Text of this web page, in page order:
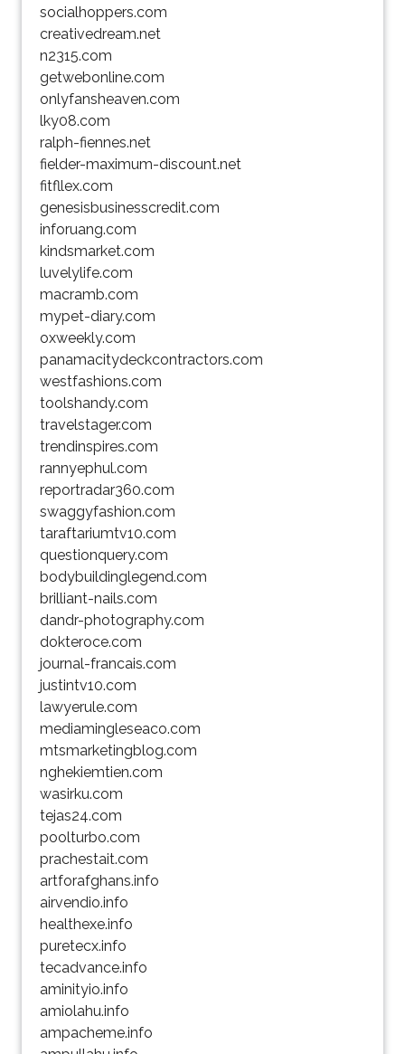
socialhoppers.com
creativedream.net
n2315.com
getwebonline.com
onlyfansheaven.com
lky08.com
ralph-fiennes.net
fielder-maximum-discount.net
fitfllex.com
genesisbusinesscredit.com
inforuang.com
kindsmarket.com
luvelylife.com
macramb.com
mypet-diary.com
oxweekly.com
panamacitydeckcontractors.com
westfashions.com
toolshandy.com
travelstager.com
trendinspires.com
rannyephul.com
reportradar360.com
swaggyfashion.com
taraftariumtv10.com
questionquery.com
bodybuildinglegend.com
brilliant-nails.com
dandr-photography.com
dokteroce.com
journal-francais.com
justintv10.com
lawyerule.com
mediamingleseaco.com
mtsmarketingblog.com
nghekiemtien.com
wasirku.com
tejas24.com
poolturbo.com
prachestait.com
artforafghans.info
airvendio.info
healthexe.info
puretecx.info
tecadvance.info
aminityio.info
amiolahu.info
ampacheme.info